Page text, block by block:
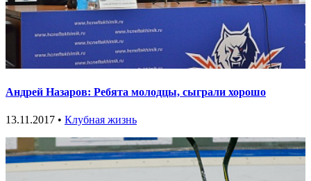
Андрей Назаров: Ребята молодцы, сыграли хорошо
13.11.2017 • Клубная жизнь